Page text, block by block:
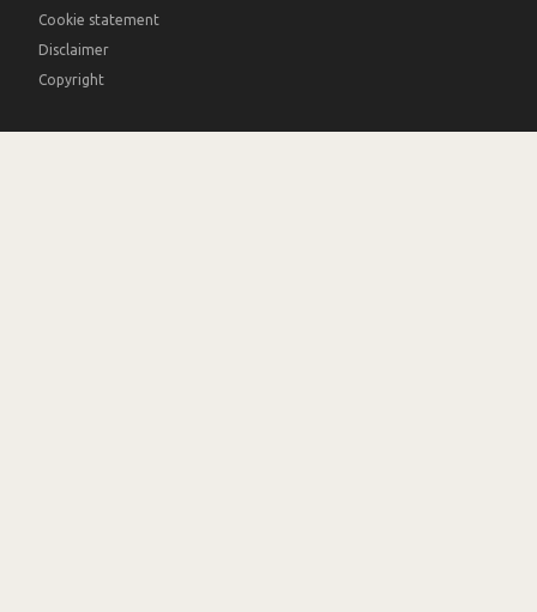
Cookie statement
Disclaimer
Copyright